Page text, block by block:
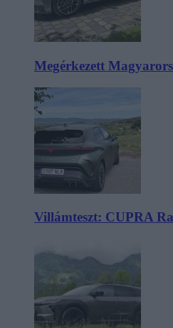
Megérkezett
Villámteszt: CUPRA